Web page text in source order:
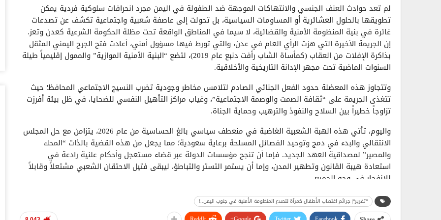
​لم تعد حوادث العنف الجنسي والانتهاكات الموجهة ضد الطفولة في اليمن مجرد انحرافات سلوكية فردية يمكن
تطويقها بالحلول العشائرية أو المساومات السياسية، بل تحولت إلى عاصفة شعبية واجتماعية تكشف عن تصدعات
غائرة في بنية المنظومة الأمنية والقضائية، لا سيما في المناطق الواقعة تحت مظلة الحكومة الشرعية كعدن وتعز.
إن الجريمة الأخيرة التي هزت الرأي العام في عدن، والتي تورط فيها مسؤول أمني، أعادت فتح الجرح اليمني المثقل
بذاكرة الإفلات من العقاب (كمأساة الشاب رأفت دنبع عام 2019)، لتضع “البنية الأمنية الموازية” والممول إقليمياً طيلة
السنوات الماضية تحت مجهر الإدانة التاريخية والأخلاقية.
​وتتجاوز هذه المعضلة حدود الفعل الجنائي الصادم لتلامس مخاطر وجودية تضرب النسيج الاجتماعي المحافظ؛ حيث
تتغذى الجريمة على “ثقافة الصمت والوصمة الاجتماعية”، وغياب مراكز التأهيل النفسي للضحايا، في ظل بيئة أفرزت
تزاوجاً خطيراً بين السلاح والنفوذ والترهيب وحماية الجناة.
​واليوم، تأتي هذه الهبة الشعبية الغاضبة في منعطف سياسي بالغ الحساسية من عام 2026، يتزامن مع حل المجلس
الانتقالي والبدء في دمج وتوحيد الفصائل المسلحة برعاية سعودية؛ مما يجعل من هذه القضية بالذات “المحك
والمصير” لمصداقية العهد الجديد. فإما أن تنجح مؤسسات الدولة عبر قضاء مستعجل وأحكام علنية رادعة في
استعادة هيبة القانون وتطهير المدن، وإما أن يستمر التستر والتباطؤ، ليبقى فتيل الاحتقان الشعبي مشتعلاً وقابلاً
للانفجار في وجه الجميع.
خلفية المشهد:
“تقرير“| جرائم اغتصاب الأطفال كمرآة لتصدع المنظومة الأمنية في جنوب اليمن..!